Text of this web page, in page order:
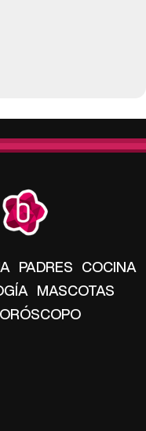
PADRES COCINA
MASCOTAS